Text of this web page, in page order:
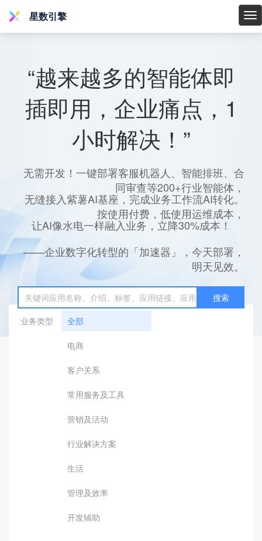
星
星数引擎
“越来越多的智能体即
插即用，企业痛点，1
小时解决！”
无需开发！一键部署客服机器人、智能排班、合
同审查等200+行业智能体，
无缝接入紫薯AI基座，完成业务工作流AI转化。
按使用付费，低使用运维成本，
让AI像水电一样融入业务，立降30%成本！
——企业数字化转型的「加速器」，今天部署，
明天见效。
搜索
业务类型
全部
电商
客户关系
常用服务及工具
营销及活动
行业解决方案
生活
管理及效率
开发辅助